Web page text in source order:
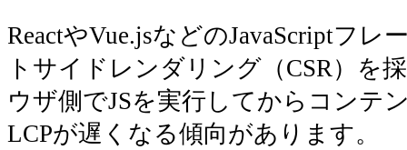
ReactやVue.jsなどのJavaScriptフ
トサイドレンダリング（CSR）を
ウザ側でJSを実行してからコンテ
LCPが遅くなる傾向があります。